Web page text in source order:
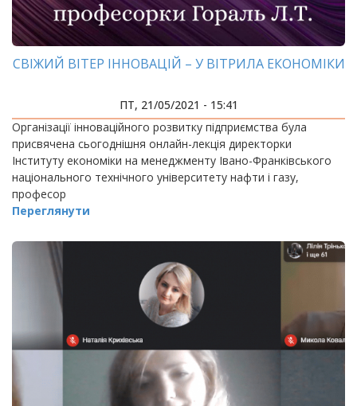
СВІЖИЙ ВІТЕР ІННОВАЦІЙ – У ВІТРИЛА ЕКОНОМІКИ
ПТ, 21/05/2021 - 15:41
Організації інноваційного розвитку підприємства була
присвячена сьогоднішня онлайн-лекція директорки
Інституту економіки на менеджменту Івано-Франківського
національного технічного університету нафти і газу,
професор
Переглянути